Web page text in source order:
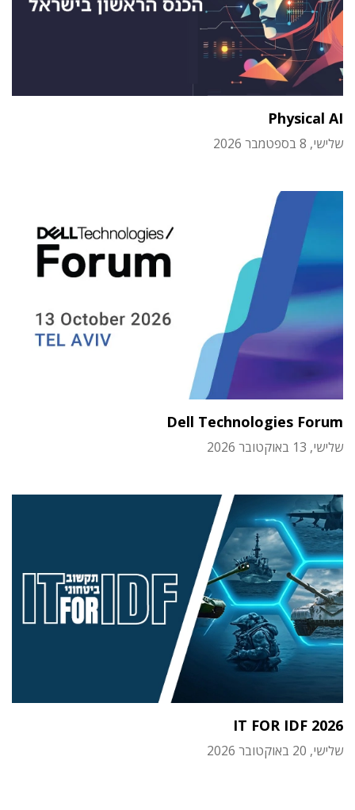
Physical AI
שלישי, 8 בספטמבר 2026
Dell Technologies Forum
שלישי, 13 באוקטובר 2026
IT FOR IDF 2026
שלישי, 20 באוקטובר 2026